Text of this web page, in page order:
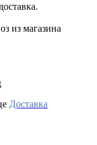
из магазина
Доставка